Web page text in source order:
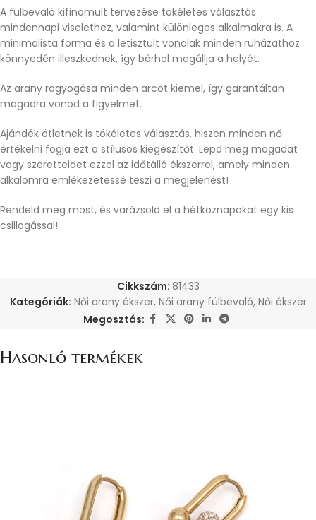
A fülbevaló kifinomult tervezése tökéletes választás
mindennapi viselethez, valamint különleges alkalmakra is. A
minimalista forma és a letisztult vonalak minden ruházathoz
könnyedén illeszkednek, így bárhol megállja a helyét.
Az arany ragyogása minden arcot kiemel, így garantáltan
magadra vonod a figyelmet.
Ajándék ötletnek is tökéletes választás, hiszen minden nő
értékelni fogja ezt a stílusos kiegészítőt. Lepd meg magadat
vagy szeretteidet ezzel az időtálló ékszerrel, amely minden
alkalomra emlékezetessé teszi a megjelenést!
Rendeld meg most, és varázsold el a hétköznapokat egy kis
csillogással!
Cikkszám: 81433
Kategóriák: Női arany ékszer, Női arany fülbevaló, Női ékszer
Megosztás:
Hasonló termékek